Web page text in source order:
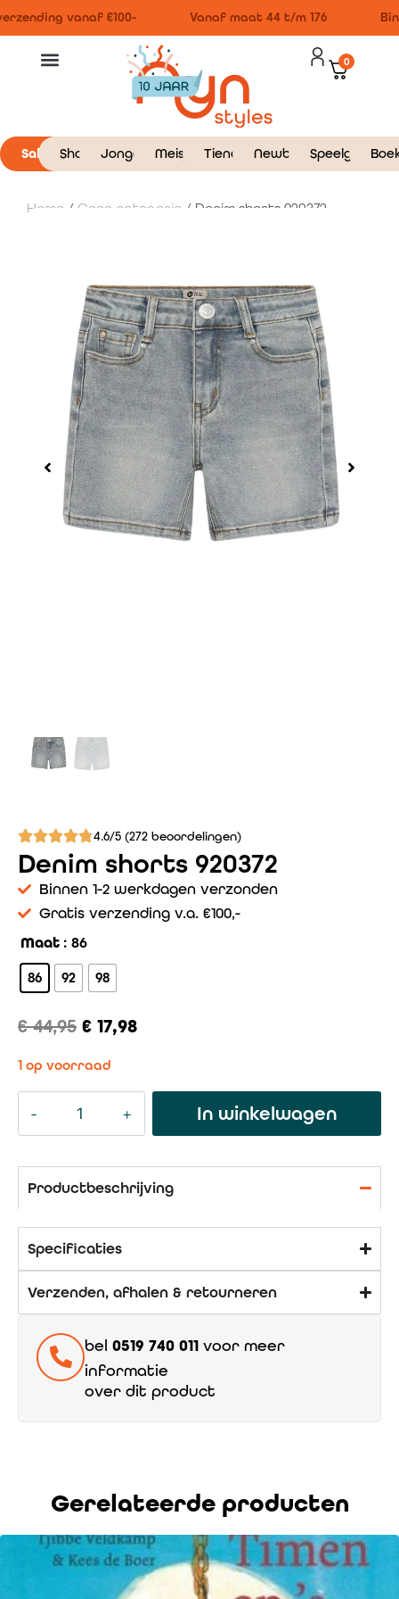
vanaf €100- Vanaf maat 44 t/m 176
0
Sale Shop JongensMeisjes Tieners NewbornSpeelgoed
Home / Geen categorie / Denim shorts 920372
4.6/5 (272 beoordelingen)
Denim shorts 920372
Binnen 1-2 werkdagen verzonden
Gratis verzending v.a. €100,-
Maat : 86
86 92 98
€44,95 € 17,98
1 op voorraad
In winkelwagen
Productbeschrijving
Specificaties
Verzenden, afhalen & retourneren
bel 0519 740 011 voor meer
informatie
over dit product
Gerelateerde producten